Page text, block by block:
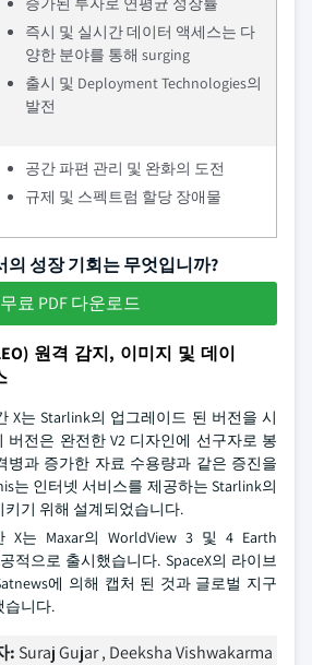
즉시 및 실시간 데이터 액세스는 다
양한 분야를 통해 surging
출시 및 Deployment Technologies의
발전
공간 파편 관리 및 완화의 도전
규제 및 스펙트럼 할당 장애물
의 성장 기회는 무엇입니까?
무료 PDF 다운로드
원격 감지, 이미지 및 데이
X는 Starlink의 업그레이드 된 버전을 시
버전은 완전한 V2 디자인에 선구자로 봉
병과 증가한 자료 수용량과 같은 증진을
는 인터넷 서비스를 제공하는 Starlink의
기 위해 설계되었습니다.
X는 Maxar의 WorldView 3 및 4 Earth
적으로 출시했습니다. SpaceX의 라이브
에 의해 캡처 된 것과 글로벌 지구
습니다.
: Suraj Gujar , Deeksha Vishwakarma